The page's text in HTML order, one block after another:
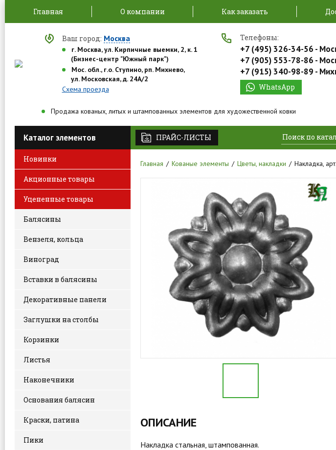
Главная О компании Как заказать
Ваш город: Москва
г. Москва, ул. Кирпичные выемки, 2, к. 1
(Бизнес-центр "Южный парк")
Мос. обл., г.о. Ступино, рп. Михнево,
ул. Московская, д. 24А/2
Схема проезда
Телефоны:
+7 (495) 326-34-56 -
+7 (905) 553-78-86 -
+7 (915) 340-98-89 -
WhatsApp
Продажа кованых, литых и штампованных элементов для художественной ковки
Каталог элементов
Новинки
Акционные товары
Уцененные товары
Балясины
Вензеля, кольца
Виноград
Вставки в балясины
Декоративные панели
Заглушки на столбы
Корзинки
Листья
Наконечники
Основания балясин
Краски, патина
Пики
ПРАЙС-ЛИСТЫ
Главная Кованые элементы Цветы, накладки Накладка,
ОПИСАНИЕ
Накладка стальная, штампованная.